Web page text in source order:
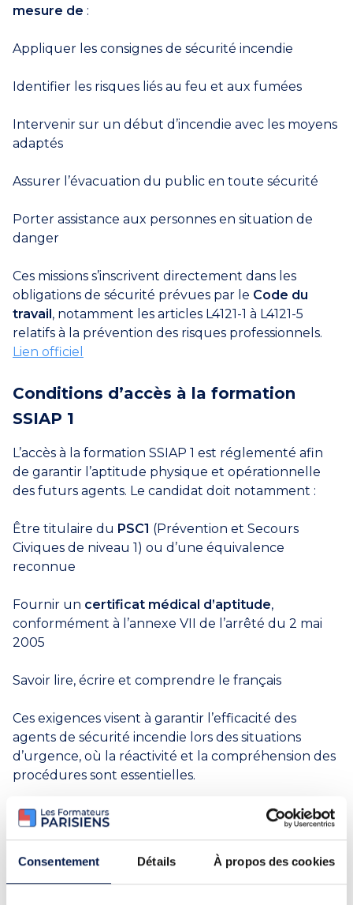
Consentement Détails À propos des cookies
mesure de :
Appliquer les consignes de sécurité incendie
Identifier les risques liés au feu et aux fumées
Intervenir sur un début d’incendie avec les moyens
adaptés
Assurer l’évacuation du public en toute sécurité
Porter assistance aux personnes en situation de
danger
Ces missions s’inscrivent directement dans les
obligations de sécurité prévues par le Code du
travail, notamment les articles L4121-1 à L4121-5
relatifs à la prévention des risques professionnels.
Lien officiel
Conditions d’accès à la formation
SSIAP 1
L’accès à la formation SSIAP 1 est réglementé afin
de garantir l’aptitude physique et opérationnelle
des futurs agents. Le candidat doit notamment :
Être titulaire du PSC1 (Prévention et Secours
Civiques de niveau 1) ou d’une équivalence
reconnue
Fournir un certificat médical d’aptitude,
conformément à l’annexe VII de l’arrêté du 2 mai
2005
Savoir lire, écrire et comprendre le français
Ces exigences visent à garantir l’efficacité des
agents de sécurité incendie lors des situations
d’urgence, où la réactivité et la compréhension des
procédures sont essentielles.
Débouchés et perspectives
professionnelles